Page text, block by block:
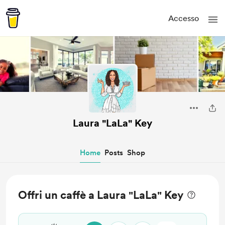
Accesso
Laura "LaLa" Key
Home Posts Shop
Offri un caffè a Laura "LaLa" Key